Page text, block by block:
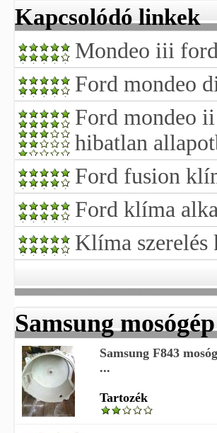
Kapcsolódó linkek
Mondeo iii
Ford mondeo
Ford mondeo
hibatlan
Ford fusion
Ford klíma
Klíma szerelés
Samsung
Samsung F843
...
Tartozék